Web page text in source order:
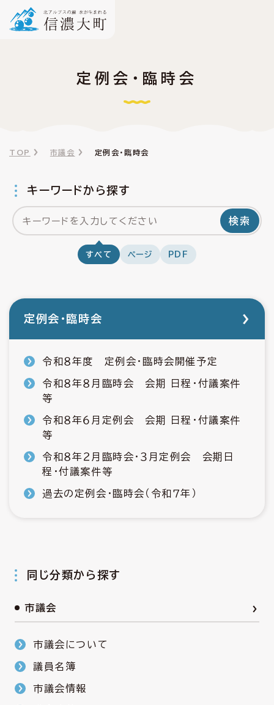
定例会・臨時会
TOP 市議会 定例会・臨時会
キーワードから探す
検索
すべて ページ PDF
定例会・臨時会
令和８年度 定例会・臨時会開催予定
令和８年８月臨時会 会期 日程・付議案件
等
令和８年６月定例会 会期 日程・付議案件
等
令和８年２月臨時会・３月定例会 会期日
程・付議案件等
過去の定例会・臨時会（令和７年）
同じ分類から探す
市議会
市議会について
議員名簿
市議会情報